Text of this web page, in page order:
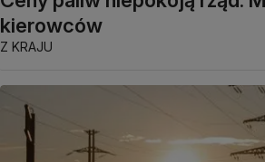
kierowców
Z KRAJU